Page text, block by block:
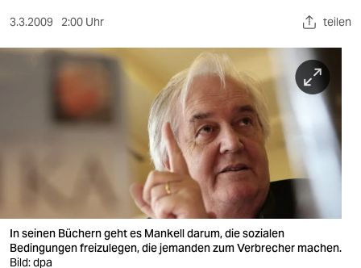
sport
berlin
wahrheit
veranstaltungen
shop
3.3.2009 2:00 Uhr teilen
In seinen Büchern geht es Mankell darum, die sozialen
Bedingungen freizulegen, die jemanden zum Verbrecher machen.
Bild: dpa